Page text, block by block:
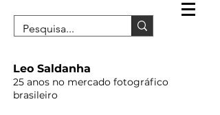
Leo Saldanha
25 anos no mercado fotográfico
brasileiro